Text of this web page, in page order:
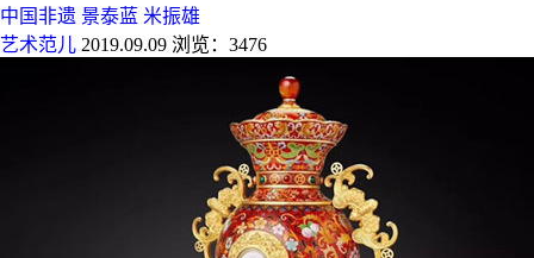
中国非遗 景泰蓝 米振雄
艺术范儿 2019.09.09 浏览：3476